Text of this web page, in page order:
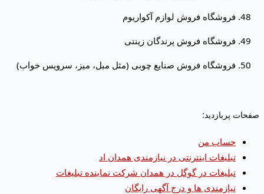
فروشگاه فروش لوازم آکواریوم
فروشگاه فروش پرندگان زینتی
فروشگاه فروش صنایع چوبی (مثل مبل، میز، سرویس خواب)
صفحات پربازدید:
حساب من
تبلیغات اینترنتی در نیازمندی همدان اد
تبلیغات در گوگل در همدان شرکت نماینده تبلیغات
نیازمندی ها و درج آگهی رایگان